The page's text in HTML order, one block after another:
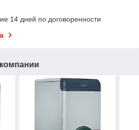
14 дней по договоренности